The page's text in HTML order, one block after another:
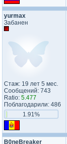
yurmax
Забанен
Стаж: 19 лет 5 мес.
Сообщений: 743
Ratio: 5.477
Поблагодарили: 486
1.91%
B0neBreaker